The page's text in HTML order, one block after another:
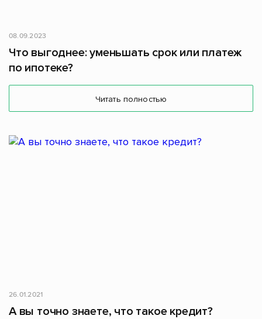
08.09.2023
Что выгоднее: уменьшать срок или платеж
по ипотеке?
Читать полностью
26.01.2021
А вы точно знаете, что такое кредит?